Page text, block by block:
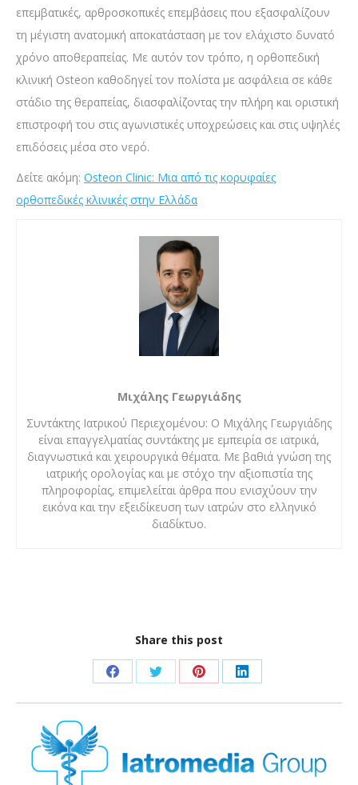
επεμβατικές, αρθροσκοπικές επεμβάσεις που εξασφαλίζουν
τη μέγιστη ανατομική αποκατάσταση με τον ελάχιστο δυνατό
χρόνο αποθεραπείας. Με αυτόν τον τρόπο, η ορθοπεδική
κλινική Osteon καθοδηγεί τον πολίστα με ασφάλεια σε κάθε
στάδιο της θεραπείας, διασφαλίζοντας την πλήρη και οριστική
επιστροφή του στις αγωνιστικές υποχρεώσεις και στις υψηλές
επιδόσεις μέσα στο νερό.
Δείτε ακόμη: Osteon Clinic: Μια από τις κορυφαίες
ορθοπεδικές κλινικές στην Ελλάδα
Μιχάλης Γεωργιάδης
Συντάκτης Ιατρικού Περιεχομένου: Ο Μιχάλης Γεωργιάδης
είναι επαγγελματίας συντάκτης με εμπειρία σε ιατρικά,
διαγνωστικά και χειρουργικά θέματα. Με βαθιά γνώση της
ιατρικής ορολογίας και με στόχο την αξιοπιστία της
πληροφορίας, επιμελείται άρθρα που ενισχύουν την
εικόνα και την εξειδίκευση των ιατρών στο ελληνικό
διαδίκτυο.
Share this post